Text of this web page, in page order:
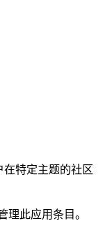
在特定主题的社区
理此应用条目。